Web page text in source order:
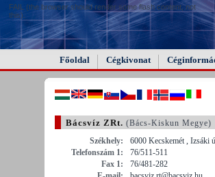
FAIL (the browser should render some flash content, not
this).
Főoldal Cégkivonat
Bácsvíz ZRt. (Bács-Kiskun Megye)
Székhely:
6000 Kecskemét , Izsáki
Telefonszám 1:
76/511-511
Fax 1:
76/481-282